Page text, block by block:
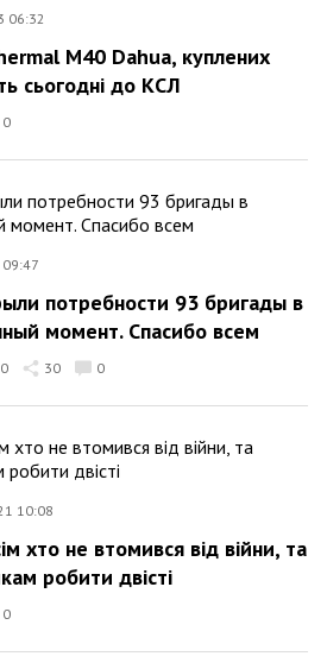
06:32
M40 Dahua, куплених
сьогодні до КСЛ
0
09:47
потребности 93 бригады в
момент. Спасибо всем
0 30 0
10:08
хто не втомився від війни, та
робити двісті
0